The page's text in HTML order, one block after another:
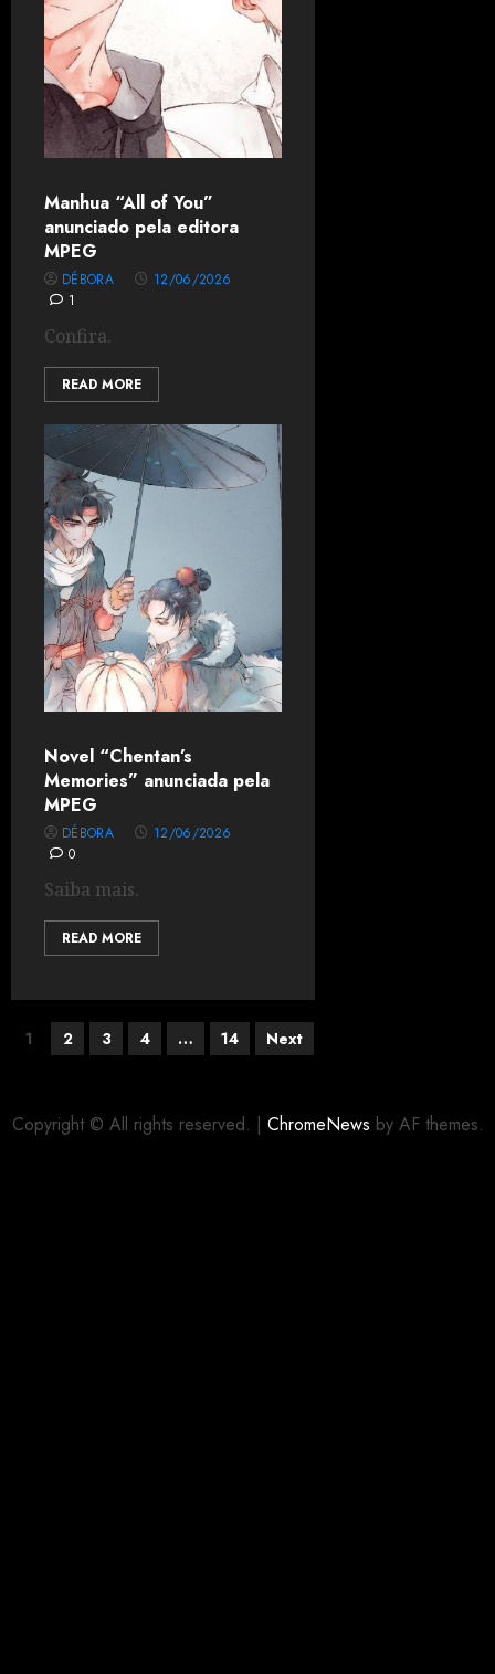
Manhua “All of You”
anunciado pela editora
MPEG
DÉBORA
12/06/2026
1
Confira.
READ MORE
Novel “Chentan’s
Memories” anunciada pela
MPEG
DÉBORA
12/06/2026
0
Saiba mais.
READ MORE
1 2 3 4 … 14 Next
Copyright © All rights reserved. | ChromeNews by AF themes.